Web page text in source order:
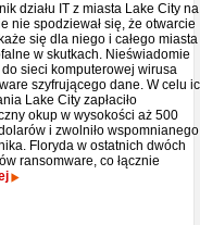
działu IT z miasta Lake City na
nie spodziewał się, że otwarcie
się dla niego i całego miasta
w skutkach. Nieświadomie
do sieci komputerowej wirusa
szyfrującego dane. W celu
Lake City zapłaciło
okup w wysokości aż 500
i zwolniło wspomnianego
Floryda w ostatnich dwóch
ransomware, co łącznie